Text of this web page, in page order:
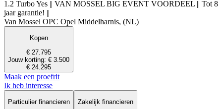
1.2 Turbo Yes || VAN MOSSEL BIG EVENT VOORDEEL || Tot 8
jaar garantie! ||
Van Mossel OPC Opel Middelharnis, (NL)
Kopen
€ 27.795
Jouw korting: € 3.500
€ 24.295
Maak een proefrit
Ik heb interesse
Particulier financieren
Zakelijk financieren